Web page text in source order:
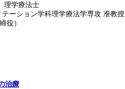
理学療法士
ーション学科理学療法学専攻 准教授
役）
治療